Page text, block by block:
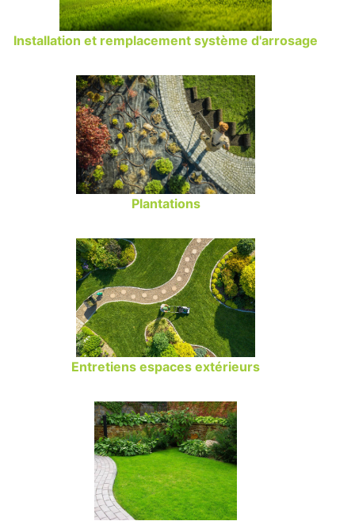
Installation et remplacement système d'arrosage
Plantations
Entretiens espaces extérieurs